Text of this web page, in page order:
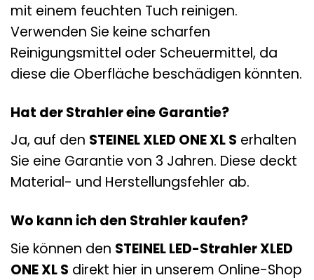
mit einem feuchten Tuch reinigen.
Verwenden Sie keine scharfen
Reinigungsmittel oder Scheuermittel, da
diese die Oberfläche beschädigen könnten.
Hat der Strahler eine Garantie?
Ja, auf den STEINEL XLED ONE XL S erhalten
Sie eine Garantie von 3 Jahren. Diese deckt
Material- und Herstellungsfehler ab.
Wo kann ich den Strahler kaufen?
Sie können den STEINEL LED-Strahler XLED
ONE XL S direkt hier in unserem Online-Shop